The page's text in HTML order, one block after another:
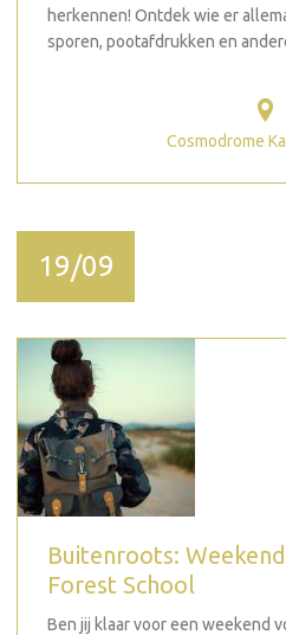
herkennen! Ontdek wie er
sporen, pootafdrukken en
Cosmodrome
19/09
Buitenroots:
Forest School
Ben jij klaar voor een weekend